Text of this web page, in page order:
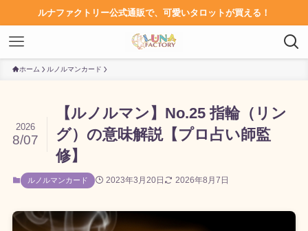
ルナファクトリー公式通販で、可愛いタロットが買える！
ホーム ルノルマンカード
【ルノルマン】No.25 指輪（リン
グ）の意味解説【プロ占い師監
修】
2026
8/07
ルノルマンカード 2023年3月20日 2026年8月7日